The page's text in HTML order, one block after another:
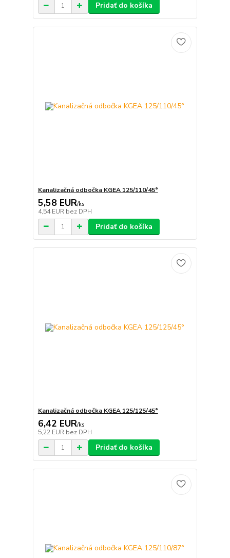
Pridať do košíka
Kanalizačná odbočka KGEA 125/110/45°
5,58 EUR/ks
4,54 EUR bez DPH
Pridať do košíka
Kanalizačná odbočka KGEA 125/125/45°
6,42 EUR/ks
5,22 EUR bez DPH
Pridať do košíka